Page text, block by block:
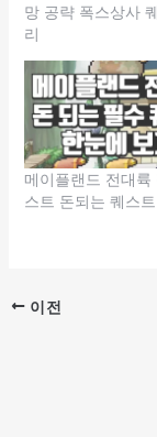
망 공략 폭스상사
리
메이플랜드 전대륙
스트 돈되는 퀘스
이전